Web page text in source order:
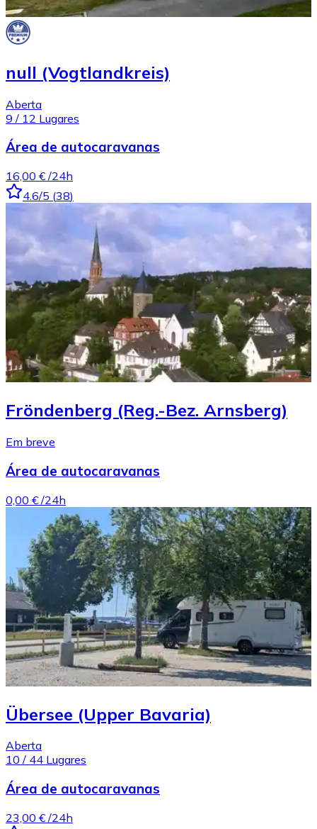
null (Vogtlandkreis)
Aberta
9 / 12 Lugares
Área de autocaravanas
16,00 € /24h
4.6/5 (38)
Fröndenberg (Reg.-Bez. Arnsberg)
Em breve
Área de autocaravanas
0,00 € /24h
Übersee (Upper Bavaria)
Aberta
10 / 44 Lugares
Área de autocaravanas
23,00 € /24h